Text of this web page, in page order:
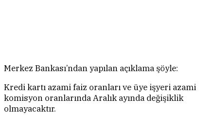
Merkez Bankası’ndan yapılan açıklama şöyle:
Kredi kartı azami faiz oranları ve üye işyeri azami
komisyon oranlarında Aralık ayında değişiklik
olmayacaktır.